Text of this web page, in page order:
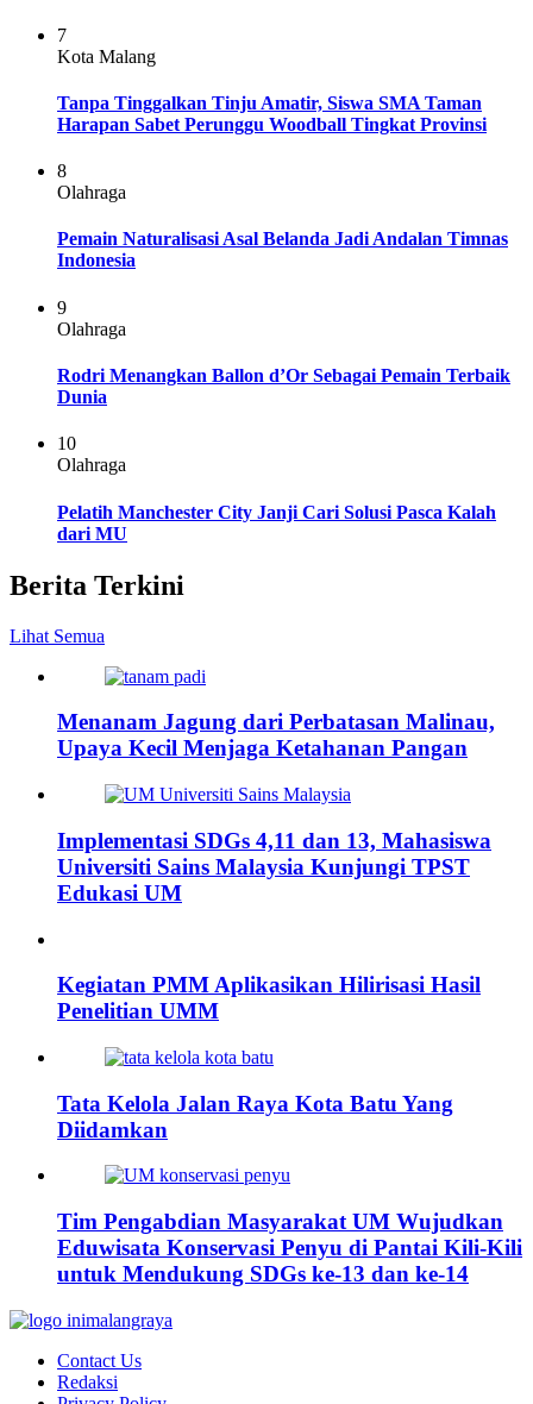
7
Kota Malang
Tanpa Tinggalkan Tinju Amatir, Siswa SMA Taman
Harapan Sabet Perunggu Woodball Tingkat Provinsi
8
Olahraga
Pemain Naturalisasi Asal Belanda Jadi Andalan Timnas
Indonesia
9
Olahraga
Rodri Menangkan Ballon d’Or Sebagai Pemain Terbaik
Dunia
10
Olahraga
Pelatih Manchester City Janji Cari Solusi Pasca Kalah
dari MU
Berita Terkini
Lihat Semua
Menanam Jagung dari Perbatasan Malinau,
Upaya Kecil Menjaga Ketahanan Pangan
Implementasi SDGs 4,11 dan 13, Mahasiswa
Universiti Sains Malaysia Kunjungi TPST
Edukasi UM
Kegiatan PMM Aplikasikan Hilirisasi Hasil
Penelitian UMM
Tata Kelola Jalan Raya Kota Batu Yang
Diidamkan
Tim Pengabdian Masyarakat UM Wujudkan
Eduwisata Konservasi Penyu di Pantai Kili-Kili
untuk Mendukung SDGs ke-13 dan ke-14
Contact Us
Redaksi